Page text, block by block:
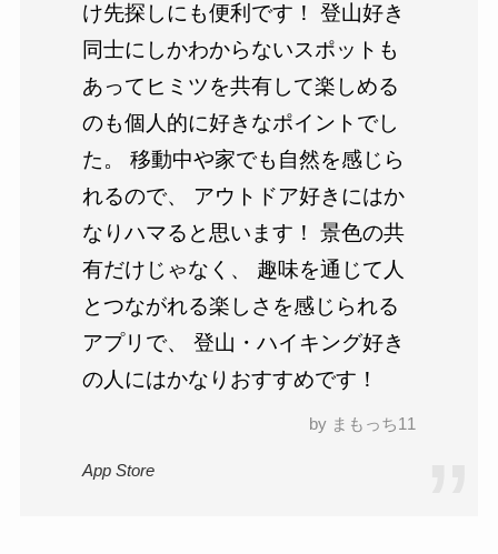
け先探しにも便利です！ 登山好き
同士にしかわからないスポットも
あってヒミツを共有して楽しめる
のも個人的に好きなポイントでし
た。 移動中や家でも自然を感じら
れるので、 アウトドア好きにはか
なりハマると思います！ 景色の共
有だけじゃなく、 趣味を通じて人
とつながれる楽しさを感じられる
アプリで、 登山・ハイキング好き
の人にはかなりおすすめです！
by まもっち11
App Store